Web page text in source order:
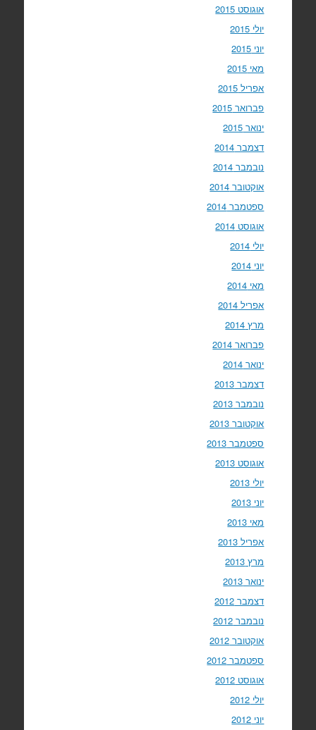
אוגוסט 2015
יולי 2015
יוני 2015
מאי 2015
אפריל 2015
פברואר 2015
ינואר 2015
דצמבר 2014
נובמבר 2014
אוקטובר 2014
ספטמבר 2014
אוגוסט 2014
יולי 2014
יוני 2014
מאי 2014
אפריל 2014
מרץ 2014
פברואר 2014
ינואר 2014
דצמבר 2013
נובמבר 2013
אוקטובר 2013
ספטמבר 2013
אוגוסט 2013
יולי 2013
יוני 2013
מאי 2013
אפריל 2013
מרץ 2013
ינואר 2013
דצמבר 2012
נובמבר 2012
אוקטובר 2012
ספטמבר 2012
אוגוסט 2012
יולי 2012
יוני 2012